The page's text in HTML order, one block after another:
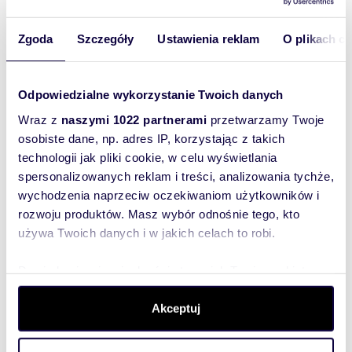
Zgoda Szczegóły Ustawienia reklam O plikach
Odpowiedzialne wykorzystanie Twoich danych
Wraz z naszymi 1022 partnerami przetwarzamy Twoje
osobiste dane, np. adres IP, korzystając z takich
technologii jak pliki cookie, w celu wyświetlania
spersonalizowanych reklam i treści, analizowania tychże,
wychodzenia naprzeciw oczekiwaniom użytkowników i
rozwoju produktów. Masz wybór odnośnie tego, kto
używa Twoich danych i w jakich celach to robi.
dane są przetwarzane oraz ustaw własne preferencje w
. W Deklaracji plików cookie możesz
zmienić lub wycofać swoją zgodę w dowolnej chwili.
Akceptuj
125,07 m2 1 220 000 zł
4
124,38
m2 1 320 000 zł
124,38
m
1 320 000 zł
4
124,38
m
1 450 000
zł
Wyślij
wiadomość